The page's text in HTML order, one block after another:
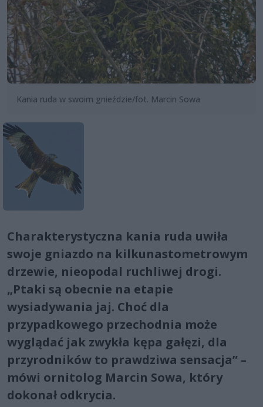
Kania ruda w swoim gnieździe/fot. Marcin Sowa
Charakterystyczna kania ruda uwiła
swoje gniazdo na kilkunastometrowym
drzewie, nieopodal ruchliwej drogi.
„Ptaki są obecnie na etapie
wysiadywania jaj. Choć dla
przypadkowego przechodnia może
wyglądać jak zwykła kępa gałęzi, dla
przyrodników to prawdziwa sensacja” –
mówi ornitolog Marcin Sowa, który
dokonał odkrycia.